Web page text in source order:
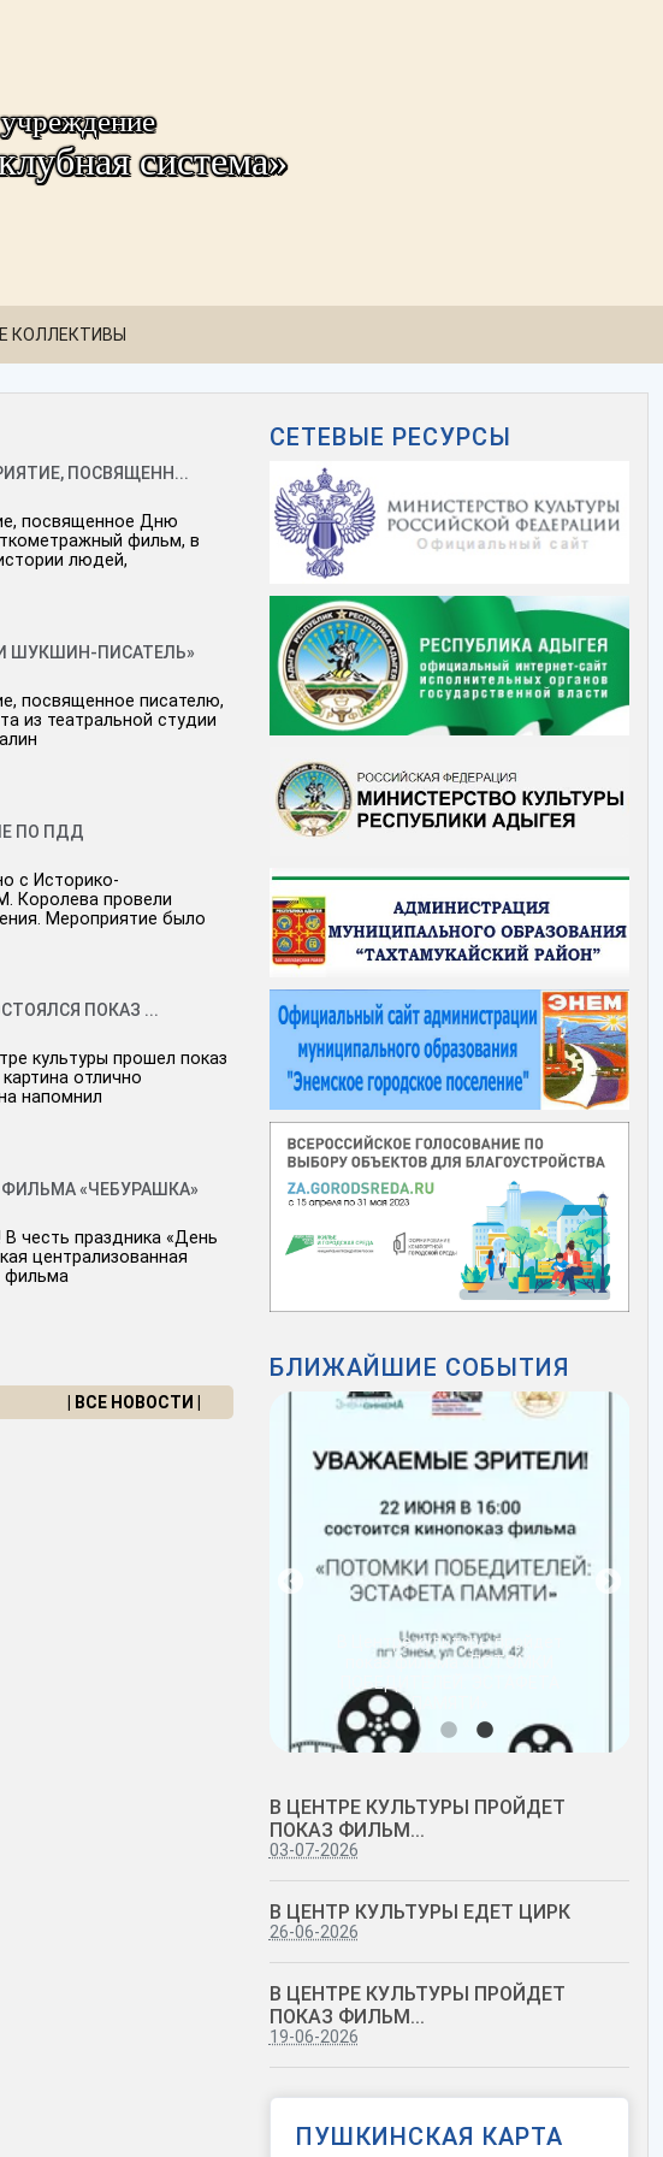
система»
КОЛЛЕКТИВЫ
ПОСВЯЩЕНН...
посвященное Дню
фильм, в
людей,
ШУКШИН‑ПИСАТЕЛЬ»
посвященное писателю,
из театральной студии
ПО ПДД
с Историко-
Королева провели
Мероприятие было
ПОКАЗ ...
культуры прошел показ
отлично
напомнил
«ЧЕБУРАШКА»
честь праздника «День
централизованная
фильма
| ВСЕ НОВОСТИ |
СЕТЕВЫЕ РЕСУРСЫ
БЛИЖАЙШИЕ СОБЫТИЯ
В Центре культуры пройдет
показ фильма «ПОТОМКИ
ПОБЕДИТЕЛЕЙ: ЭСТАФЕТА
ПАМЯТИ»
В ЦЕНТРЕ КУЛЬТУРЫ ПРОЙДЕТ
ПОКАЗ ФИЛЬМ...
03-07-2026
В ЦЕНТР КУЛЬТУРЫ ЕДЕТ ЦИРК
26-06-2026
В ЦЕНТРЕ КУЛЬТУРЫ ПРОЙДЕТ
ПОКАЗ ФИЛЬМ...
19-06-2026
ПУШКИНСКАЯ КАРТА